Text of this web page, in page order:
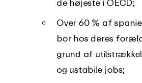
de højeste i OECD;
Over 60 % af
bor hos deres
grund af
og ustabile jobs;